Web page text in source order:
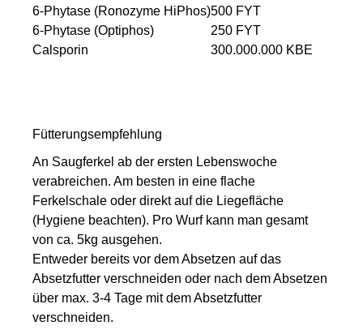
6-Phytase (Ronozyme HiPhos)500 FYT
6-Phytase (Optiphos)
250 FYT
Calsporin
300.000.000 KBE
Fütterungsempfehlung
An Saugferkel ab der ersten Lebenswoche
verabreichen. Am besten in eine flache
Ferkelschale oder direkt auf die Liegefläche
(Hygiene beachten). Pro Wurf kann man gesamt
von ca. 5kg ausgehen.
Entweder bereits vor dem Absetzen auf das
Absetzfutter verschneiden oder nach dem Absetzen
über max. 3-4 Tage mit dem Absetzfutter
verschneiden.